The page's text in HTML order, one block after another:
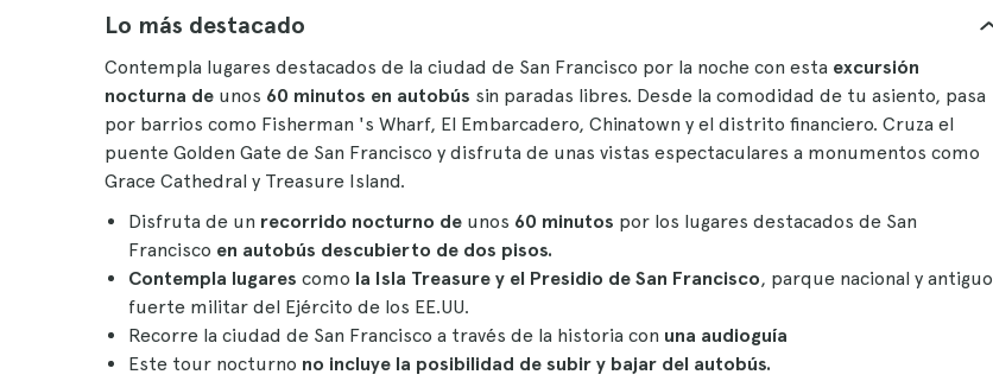
Lo más destacado
Contempla lugares destacados de la ciudad de San Francisco por la noche con esta excursión
nocturna de unos 60 minutos en autobús sin paradas libres. Desde la comodidad de tu asiento, pasa
por barrios como Fisherman 's Wharf, El Embarcadero, Chinatown y el distrito financiero. Cruza el
puente Golden Gate de San Francisco y disfruta de unas vistas espectaculares a monumentos como
Grace Cathedral y Treasure Island.
Disfruta de un recorrido nocturno de unos 60 minutos por los lugares destacados de San
Francisco en autobús descubierto de dos pisos.
Contempla lugares como la Isla Treasure y el Presidio de San Francisco, parque nacional y antiguo
fuerte militar del Ejército de los EE.UU.
Recorre la ciudad de San Francisco a través de la historia con una audioguía
Este tour nocturno no incluye la posibilidad de subir y bajar del autobús.